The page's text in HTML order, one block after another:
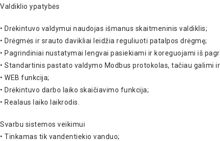
Valdiklio ypatybės
• Drėkintuvo valdymui naudojas išmanus skaitmeninis valdiklis;
• Drėgmės ir srauto davikliai leidžia reguliuoti patalpos drėgmę;
• Pagrindiniai nustatymai lengvai pasiekiami ir koreguojami iš
• Standartinis pastato valdymo Modbus protokolas, tačiau galimi
• WEB funkcija;
• Drėkintuvo darbo laiko skaičiavimo funkcija;
• Realaus laiko laikrodis.
Svarbu sistemos veikimui
• Tinkamas tik vandentiekio vanduo;